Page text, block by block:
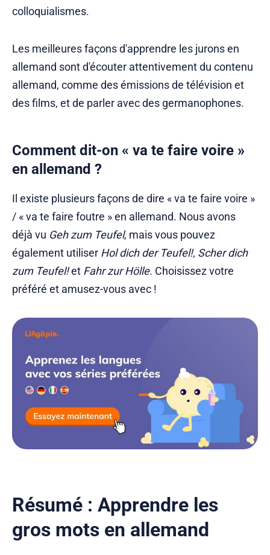
colloquialismes.
Les meilleures façons d'apprendre les jurons en
allemand sont d'écouter attentivement du contenu
allemand, comme des émissions de télévision et
des films, et de parler avec des germanophones.
Comment dit-on « va te faire voire »
en allemand ?
Il existe plusieurs façons de dire « va te faire voire »
/ « va te faire foutre » en allemand. Nous avons
déjà vu Geh zum Teufel, mais vous pouvez
également utiliser Hol dich der Teufel!, Scher dich
zum Teufel!et Fahr zur Hölle. Choisissez votre
préféré et amusez-vous avec !
Résumé : Apprendre les
gros mots en allemand